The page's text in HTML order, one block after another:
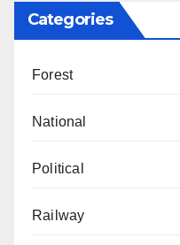
Categories
Forest
National
Political
Railway